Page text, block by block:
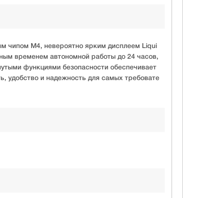
чипом M4, невероятно ярким дисплеем Liqui
временем автономной работы до 24 часов,
функциями безопасности обеспечивает
удобство и надежность для самых требовате